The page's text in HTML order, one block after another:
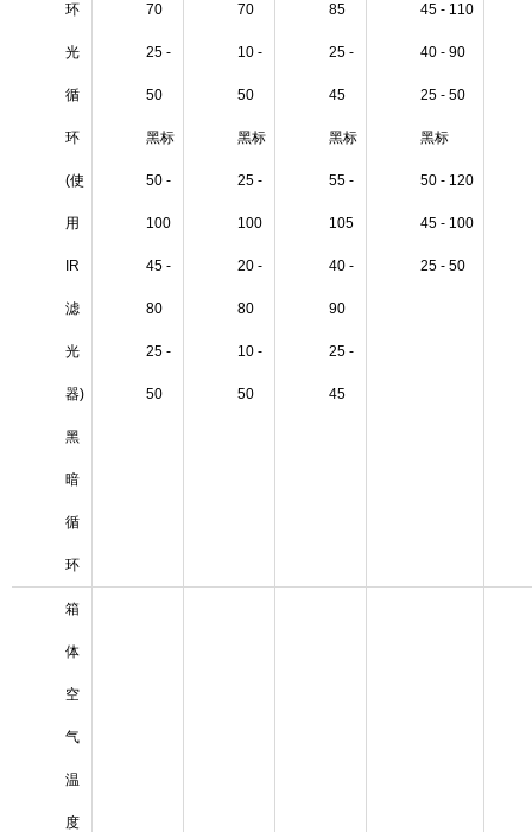
环
光
循
环
(使
用
IR
滤
光
器)
黑
暗
循
环
70
25 -
50
黑标
50 -
100
45 -
80
25 -
50
70
10 -
50
黑标
25 -
100
20 -
80
10 -
50
85
25 -
45
黑标
55 -
105
40 -
90
25 -
45
45 - 110
40 - 90
25 - 50
黑标
50 - 120
45 - 100
25 - 50
箱
体
空
气
温
度